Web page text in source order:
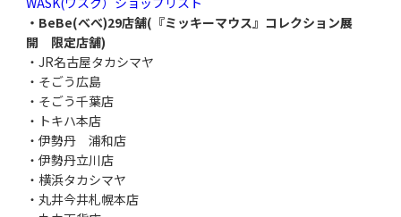
・BeBe(べべ)29店舗(『ミッキーマウス』コレクション展
開 限定店舗)
・JR名古屋タカシマヤ
・そごう広島
・そごう千葉店
・トキハ本店
・伊勢丹 浦和店
・伊勢丹立川店
・横浜タカシマヤ
・丸井今井札幌本店